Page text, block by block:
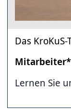
Das KroKuS-
Lernen Sie